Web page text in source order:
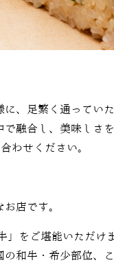
、足繁く通ってい
融合し、美味しさ
わせください。
店です。
をご堪能いただけま
和牛・希少部位、